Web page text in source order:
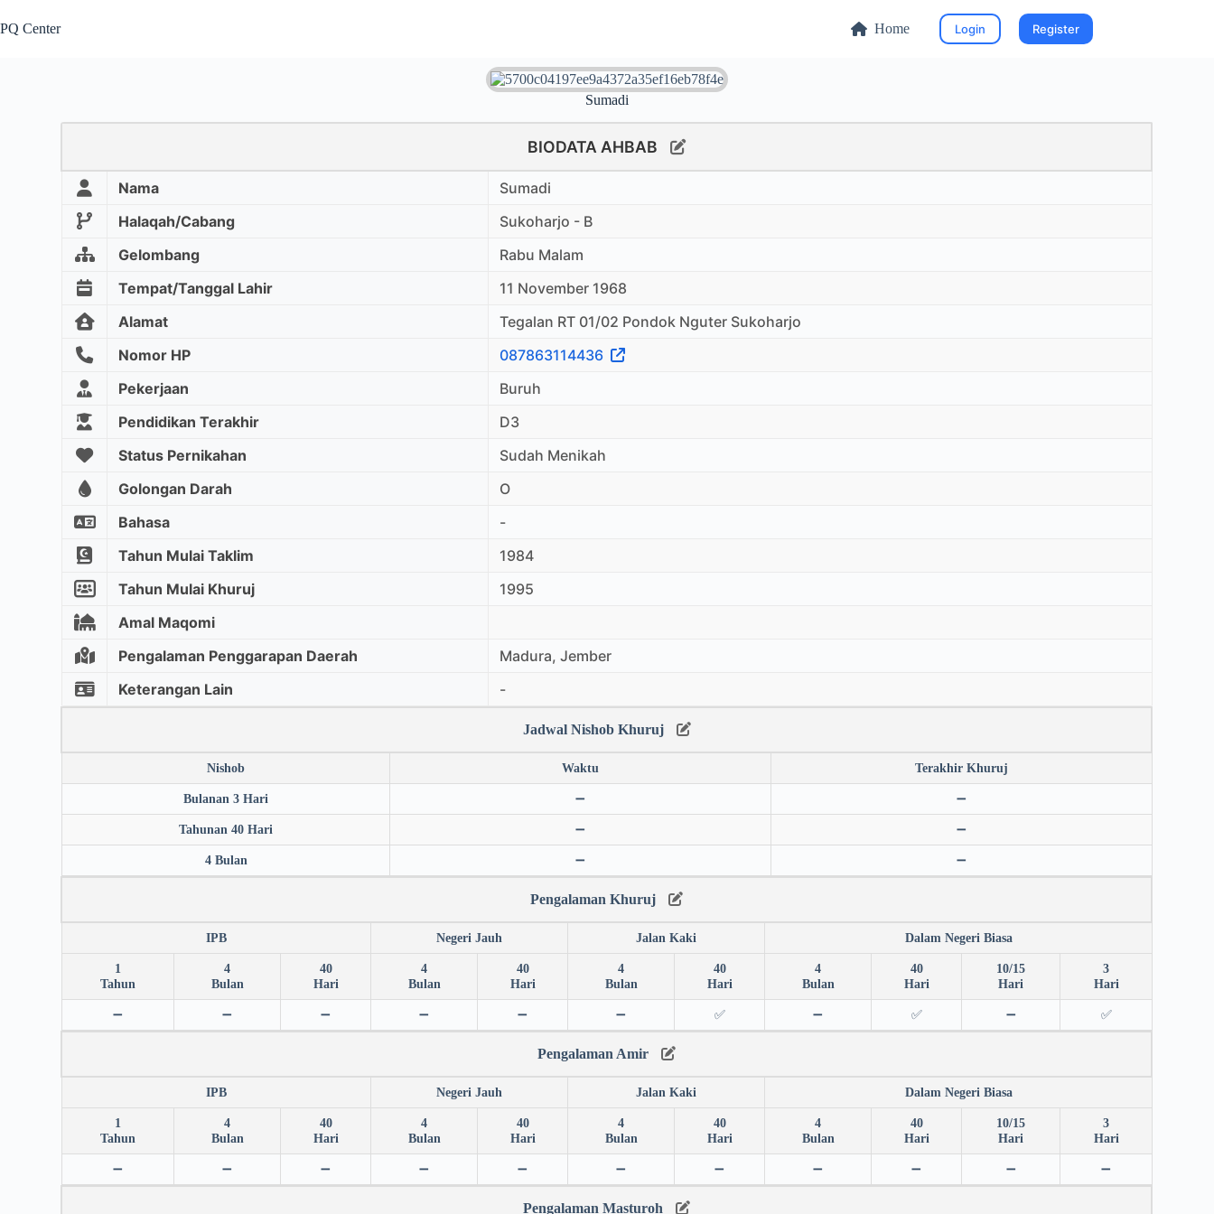
PQ Center Home Login Register
Sumadi
BIODATA AHBAB
Nama
Sumadi
Halaqah/Cabang
Sukoharjo - B
Gelombang
Rabu Malam
Tempat/Tanggal Lahir
11 November 1968
Alamat
Tegalan RT 01/02 Pondok Nguter Sukoharjo
Nomor HP
087863114436
Pekerjaan
Buruh
Pendidikan Terakhir
D3
Status Pernikahan
Sudah Menikah
Golongan Darah
O
Bahasa
-
Tahun Mulai Taklim
1984
Tahun Mulai Khuruj
1995
Amal Maqomi
Pengalaman Penggarapan Daerah
Madura, Jember
Keterangan Lain
-
Jadwal Nishob Khuruj
Nishob Waktu Terakhir Khuruj
Bulanan 3 Hari ➖ ➖
Tahunan 40 Hari ➖ ➖
4 Bulan ➖ ➖
Pengalaman Khuruj
IPB Negeri Jauh Jalan Kaki Dalam Negeri Biasa
1
Tahun
4
Bulan
40
Hari
4
Bulan
40
Hari
4
Bulan
40
Hari
4
Bulan
40
Hari
10/15
Hari
3
Hari
➖ ➖ ➖ ➖ ➖ ➖ ✅ ➖ ✅ ➖ ✅
Pengalaman Amir
IPB Negeri Jauh Jalan Kaki Dalam Negeri Biasa
1
Tahun
4
Bulan
40
Hari
4
Bulan
40
Hari
4
Bulan
40
Hari
4
Bulan
40
Hari
10/15
Hari
3
Hari
➖ ➖ ➖ ➖ ➖ ➖ ➖ ➖ ➖ ➖ ➖
Pengalaman Masturoh